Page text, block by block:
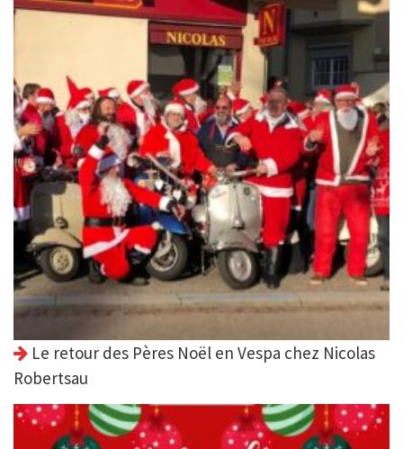
Le retour des Pères Noël en Vespa chez Nicolas
Robertsau